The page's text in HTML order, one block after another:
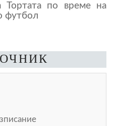
Тортата по време на
футбол